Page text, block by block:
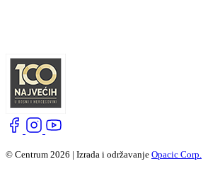
© Centrum 2026 | Izrada i održavanje Opacic Corp.